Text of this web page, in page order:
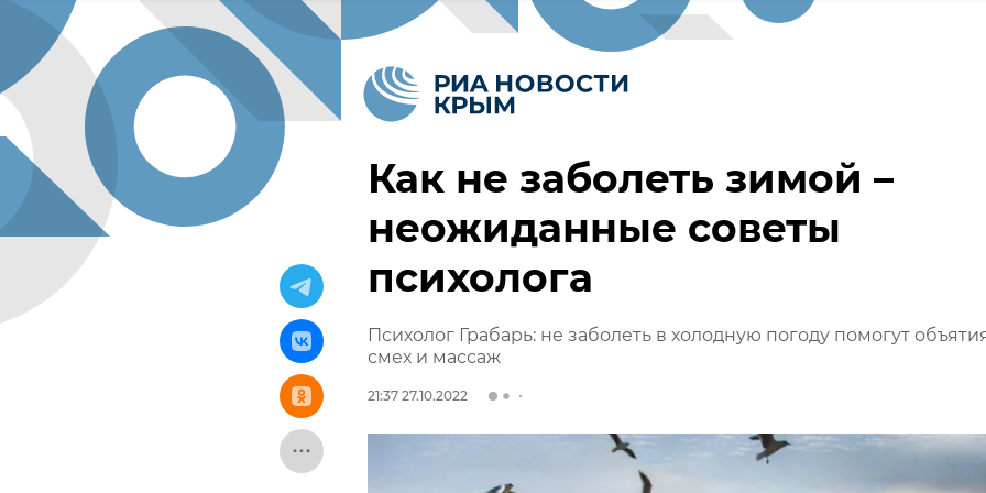
Как не заболеть зимой –
неожиданные советы
психолога
Психолог Грабарь: не заболеть в холодную погоду помогут
смех и массаж
21:37 27.10.2022